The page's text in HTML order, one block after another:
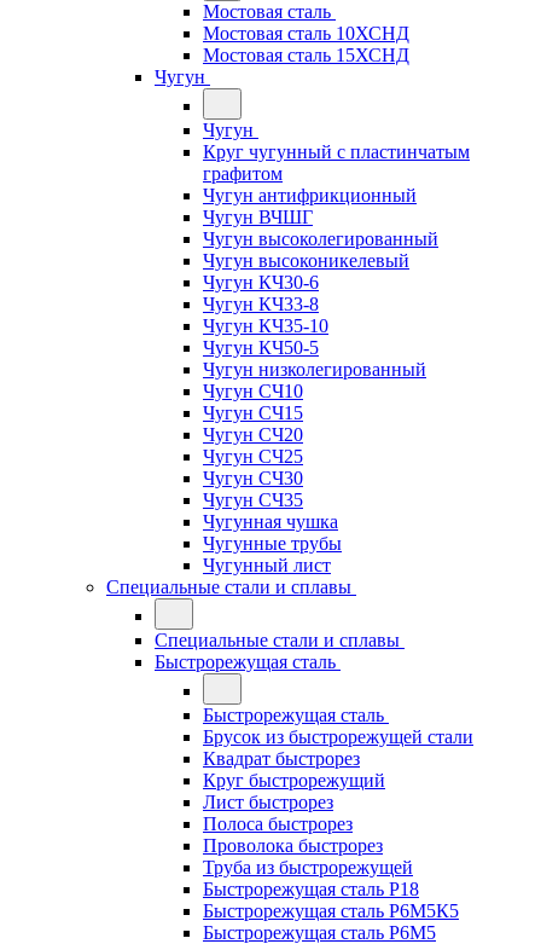
Мостовая сталь
Мостовая сталь 10ХСНД
Мостовая сталь 15ХСНД
Чугун
Чугун
Круг чугунный с пластинчатым
графитом
Чугун антифрикционный
Чугун ВЧШГ
Чугун высоколегированный
Чугун высоконикелевый
Чугун КЧ30-6
Чугун КЧ33-8
Чугун КЧ35-10
Чугун КЧ50-5
Чугун низколегированный
Чугун СЧ10
Чугун СЧ15
Чугун СЧ20
Чугун СЧ25
Чугун СЧ30
Чугун СЧ35
Чугунная чушка
Чугунные трубы
Чугунный лист
Специальные стали и сплавы
Специальные стали и сплавы
Быстрорежущая сталь
Быстрорежущая сталь
Брусок из быстрорежущей стали
Квадрат быстрорез
Круг быстрорежущий
Лист быстрорез
Полоса быстрорез
Проволока быстрорез
Труба из быстрорежущей
Быстрорежущая сталь Р18
Быстрорежущая сталь Р6М5К5
Быстрорежущая сталь Р6М5